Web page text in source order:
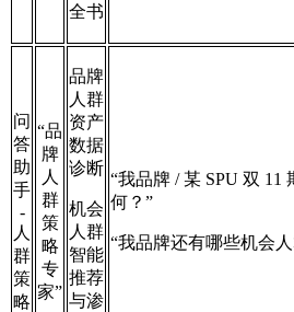
全书
问
答
助
手
-
人
群
策
略
“品
牌
人
群
策
略
专
家”
品牌
人群
资产
数据
诊断
机会
人群
智能
推荐
与渗
“我品牌 / 某 SPU 双 11
何？”
“我品牌还有哪些机会